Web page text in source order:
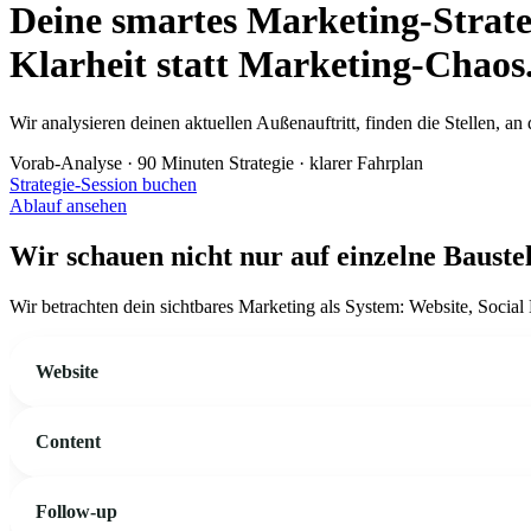
Deine smartes Marketing-
Klarheit statt Marketing-
Wir analysieren deinen aktuellen Außenauftritt, finden die Stellen,
Vorab-Analyse · 90 Minuten Strategie · klarer Fahrplan
Strategie-Session buchen
Ablauf ansehen
Wir schauen nicht nur auf einzelne
Wir betrachten dein sichtbares Marketing als System: Website,
Website
Content
Follow-up